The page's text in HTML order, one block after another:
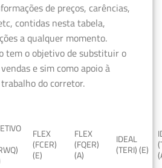
de preços, carências,
contidas nesta tabela,
a qualquer momento.
tem o objetivo de substituir o
e sim como apoio à
do corretor.
FLEX
(FCER)
(E)
FLEX
(FQER)
(A)
IDEAL
(TERI) (E)